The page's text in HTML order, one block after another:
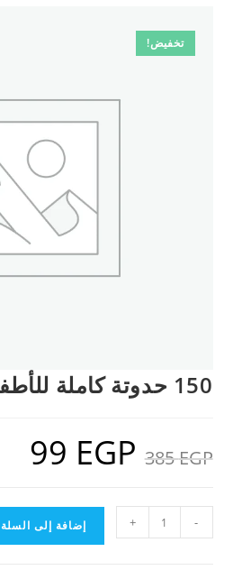
تخفيض!
150 حدوتة كاملة للأطفال قبل النوم
385EGP
السعر
الأصلي
هو: 99 EGP
150
-
+ إضافة إلى السلة